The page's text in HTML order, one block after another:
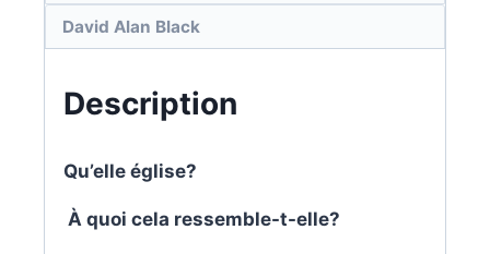
David Alan Black
Description
Qu’elle église?
À quoi cela ressemble-t-elle?